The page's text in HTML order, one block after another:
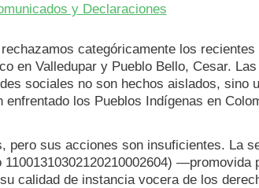
y Declaraciones
categóricamente los recientes
en Valledupar y Pueblo Bello, Cesar. Las
sociales no son hechos aislados, sino
los Pueblos Indígenas en
pero sus acciones son insuficientes. La
—promovida
calidad de instancia vocera de los